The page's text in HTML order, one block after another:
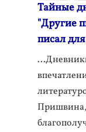
Тайные
"Другие
писал
Пришвина,